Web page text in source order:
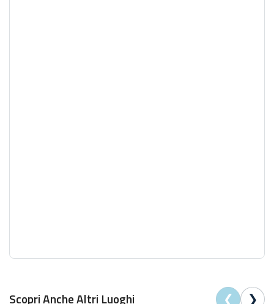
Scopri Anche Altri Luoghi ❮ ❯